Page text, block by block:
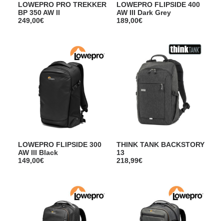
LOWEPRO PRO TREKKER
BP 350 AW II
249,00€
LOWEPRO FLIPSIDE 400
AW III Dark Grey
189,00€
LOWEPRO FLIPSIDE 300
AW III Black
149,00€
THINK TANK BACKSTORY
13
218,99€